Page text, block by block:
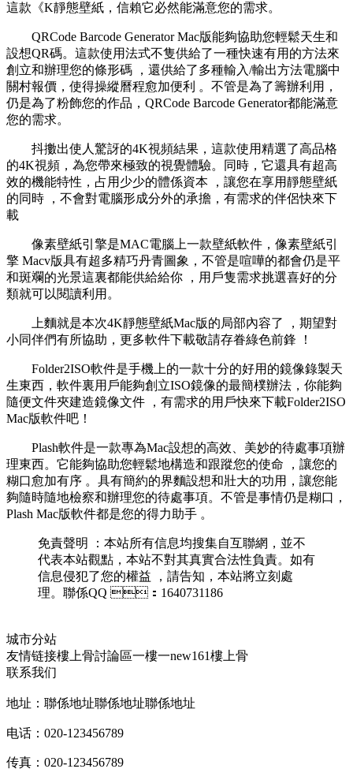
這款《K靜態壁紙，信賴它必然能滿意您的需求。
QRCode Barcode Generator Mac版能夠協助您輕鬆天生和
設想QR碼。這款使用法式不隻供給了一種快速有用的方法來
創立和辦理您的條形碼 ，還供給了多種輸入/輸出方法電腦中
關村報價，使得操縱曆程愈加便利 。不管是為了籌辦利用 ，
仍是為了粉飾您的作品，QRCode Barcode Generator都能滿意
您的需求。
抖擻出使人驚訝的4K視頻結果，這款使用精選了高品格
的4K視頻，為您帶來極致的視覺體驗 。同時 ，它還具有超高
效的機能特性，占用少少的體係資本 ，讓您在享用靜態壁紙
的同時 ，不會對電腦形成分外的承擔  ，有需求的伴侶快來下
載
像素壁紙引擎是MAC電腦上一款壁紙軟件，像素壁紙引
擎 Macv版具有超多精巧丹青圖象，不管是喧嘩的都會仍是平
和斑斕的光景這裏都能供給給你 ，用戶隻需求挑選喜好的分
類就可以閱讀利用 。
上麵就是本次4K靜態壁紙Mac版的局部內容了 ，期望對
小同伴們有所協助，更多軟件下載敬請存眷綠色前鋒 ！
Folder2ISO軟件是手機上的一款十分的好用的鏡像錄製天
生東西 ，軟件裏用戶能夠創立ISO鏡像的最簡樸辦法，你能夠
隨便文件夾建造鏡像文件 ，有需求的用戶快來下載Folder2ISO
Mac版軟件吧 ！
Plash軟件是一款專為Mac設想的高效、美妙的待處事項辦
理東西 。它能夠協助您輕鬆地構造和跟蹤您的使命 ，讓您的
糊口愈加有序 。具有簡約的界麵設想和壯大的功用，讓您能
夠隨時隨地檢察和辦理您的待處事項。不管是事情仍是糊口 ，
Plash Mac版軟件都是您的得力助手 。
免責聲明 ：本站所有信息均搜集自互聯網，並不
代表本站觀點，本站不對其真實合法性負責。如有
信息侵犯了您的權益 ，請告知，本站將立刻處
理。聯係QQ ：1640731186
城市分站
友情链接樓上骨討論區一樓一new161樓上骨
联系我们
地址：聯係地址聯係地址聯係地址
电话：020-123456789
传真：020-123456789